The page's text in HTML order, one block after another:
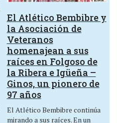
El Atlético Bembibre y
la Asociación de
Veteranos
homenajean a sus
raíces en Folgoso de
la Ribera e Igüeña –
Ginos, un pionero de
97 años
El Atlético Bembibre continúa
mirando a sus raíces. En un